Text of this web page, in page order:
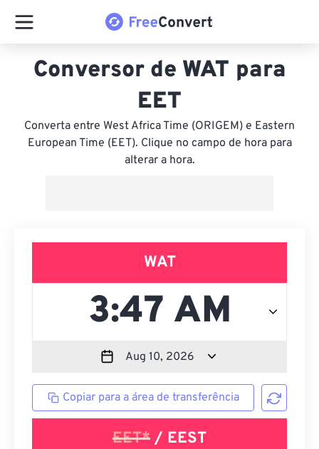
Conversor de WAT para
EET
Converta entre West Africa Time (ORIGEM) e Eastern
European Time (EET). Clique no campo de hora para
alterar a hora.
WAT
Copiar para a área de transferência
EET* / EEST